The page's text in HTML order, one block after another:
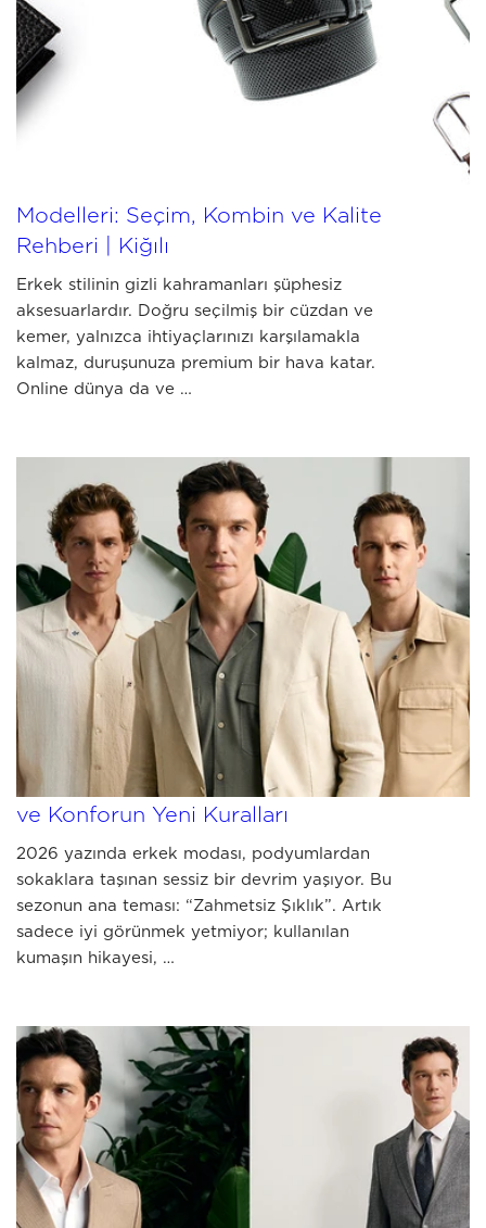
Modelleri: Seçim, Kombin ve Kalite
Rehberi | Kiğılı
Erkek stilinin gizli kahramanları şüphesiz
aksesuarlardır. Doğru seçilmiş bir cüzdan ve
kemer, yalnızca ihtiyaçlarınızı karşılamakla
kalmaz, duruşunuza premium bir hava katar.
Online dünya da ve …
2026 Erkek Yaz Modası Rehberi: Stil
ve Konforun Yeni Kuralları
2026 yazında erkek modası, podyumlardan
sokaklara taşınan sessiz bir devrim yaşıyor. Bu
sezonun ana teması: “Zahmetsiz Şıklık”. Artık
sadece iyi görünmek yetmiyor; kullanılan
kumaşın hikayesi, …